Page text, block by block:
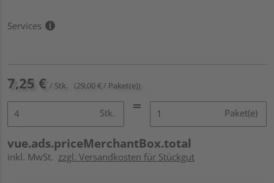
Services
7,25 € / Stk. (29,00 € / Paket(e))
Stk. Paket(e)
vue.ads.priceMerchantBox.total
inkl. MwSt. zzgl. Versandkosten für Stückgut